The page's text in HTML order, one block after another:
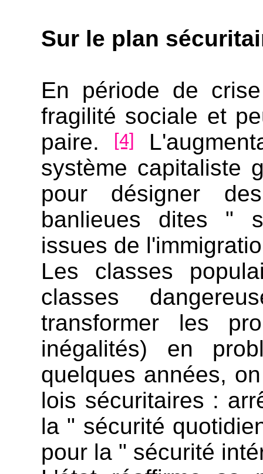
Sur le plan
En période de
fragilité sociale et
paire.
[4]
système capitaliste
pour désigner
banlieues dites "
issues de
Les classes
classes
transformer les
inégalités) en
quelques années,
lois sécuritaires :
la " sécurité
pour la " sécurité